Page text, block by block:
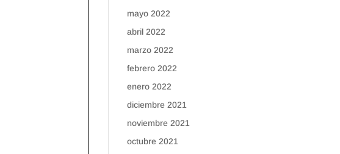
mayo 2022
abril 2022
marzo 2022
febrero 2022
enero 2022
diciembre 2021
noviembre 2021
octubre 2021